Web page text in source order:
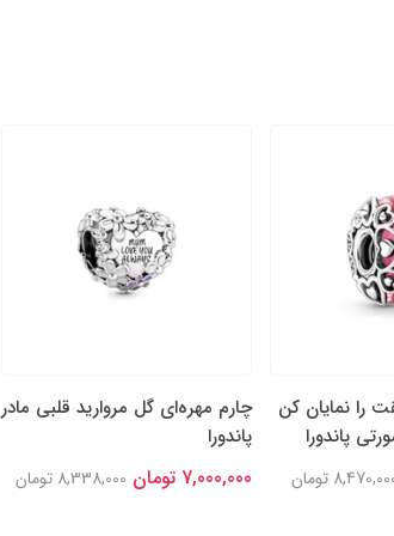
را نمایان کن
پاندورا
تومان
چارم مهره‌ای گل‌ مروارید قلبی مادر
پاندورا
7,000,000 تومان 8,338,000 تومان